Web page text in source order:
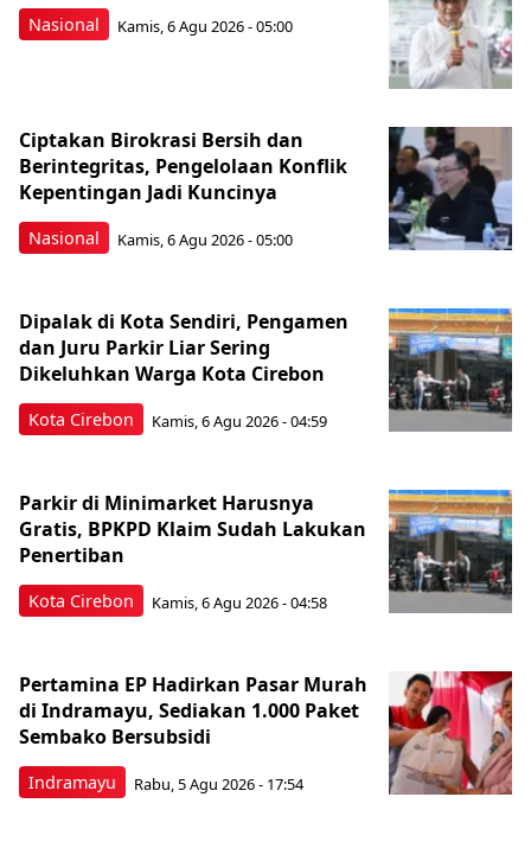
Nasional Kamis, 6 Agu 2026 - 05:00
Nasional
Ciptakan Birokrasi Bersih dan
Berintegritas, Pengelolaan Konflik
Kepentingan Jadi Kuncinya
Kamis, 6 Agu 2026 - 05:00
Kota Cirebon
Dipalak di Kota Sendiri, Pengamen
dan Juru Parkir Liar Sering
Dikeluhkan Warga Kota Cirebon
Kamis, 6 Agu 2026 - 04:59
Kota Cirebon
Parkir di Minimarket Harusnya
Gratis, BPKPD Klaim Sudah Lakukan
Penertiban
Kamis, 6 Agu 2026 - 04:58
Indramayu
Pertamina EP Hadirkan Pasar Murah
di Indramayu, Sediakan 1.000 Paket
Sembako Bersubsidi
Rabu, 5 Agu 2026 - 17:54